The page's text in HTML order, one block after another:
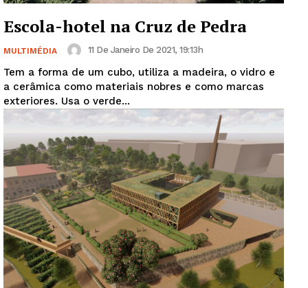
Escola-hotel na Cruz de Pedra
MULTIMÉDIA 11 De Janeiro De 2021, 19:13h
Tem a forma de um cubo, utiliza a madeira, o vidro e
a cerâmica como materiais nobres e como marcas
exteriores. Usa o verde...